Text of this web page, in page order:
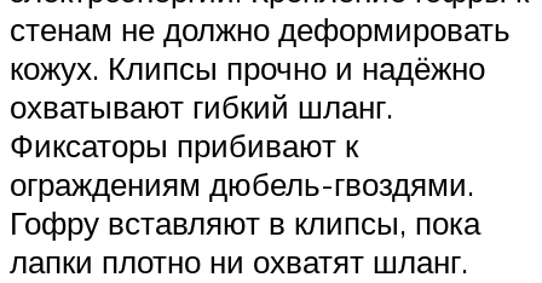
стенам не должно деформировать
кожух. Клипсы прочно и надёжно
охватывают гибкий шланг.
Фиксаторы прибивают к
ограждениям дюбель-гвоздями.
Гофру вставляют в клипсы, пока
лапки плотно ни охватят шланг.